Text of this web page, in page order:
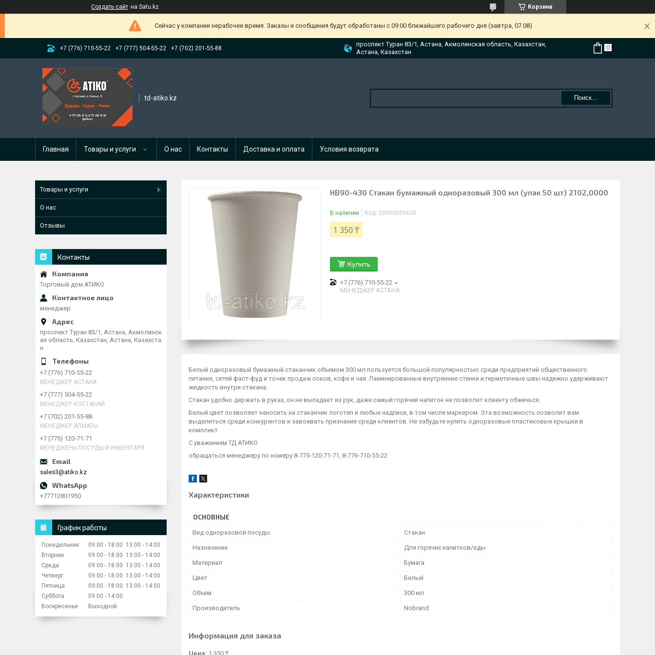
Создать сайт на Satu.kz Корзина
Сейчас у компании нерабочее время. Заказы и сообщения будут обработаны с 09:00 ближайшего рабочего дня (завтра, 07.08)
+7 (776) 710-55-22 +7 (777) 504-55-22 +7 (702) 201-55-88
проспект Туран 83/1, Астана, Акмолинская область, Казахстан,
Астана, Казахстан
td-atiko.kz Поиск...
Главная Товары и услуги О нас Контакты Доставка и оплата Условия возврата
HB90-430 Стакан бумажный одноразовый 300 мл (упак 50 шт) 2102,0000
В наличии Код: 20000009650
1 350 ₸
Купить
+7 (776) 710-55-22
МЕНЕДЖЕР АСТАНА
Белый одноразовый бумажный стаканчик объемом 300 мл пользуется большой популярностью среди предприятий общественного
питания, сетей фаст-фуд и точек продаж соков, кофе и чая. Ламинированные внутренние стенки и герметичные швы надежно удерживают
жидкость внутри стакана.
Стакан удобно держать в руках, он не выпадает из рук, даже самый горячий напиток не позволит клиенту обжечься.
Белый цвет позволяет наносить на стаканчик логотип и любые надписи, в том числе маркером. Эта возможность позволит вам
выделиться среди конкурентов и завоевать признание среди клиентов. Не забудьте купить одноразовые пластиковые крышки в
комплект.
С уважением ТД АТИКО
обращаться менеджеру по номеру 8-775-120-71-71, 8-776-710-55-22
Характеристики
ОСНОВНЫЕ
Вид одноразовой посуды Стакан
Назначение Для горячих напитков/еды
Материал Бумага
Цвет Белый
Объем 300 мл
Производитель Nobrand
Информация для заказа
Цена: 1 350 ₸
Товары и услуги
О нас
Отзывы
Контакты
Торговый дом АТИКО
менеджер
проспект Туран 83/1, Астана, Акмолинск
ая область, Казахстан, Астана, Казахста
н
+7 (776) 710-55-22
МЕНЕДЖЕР АСТАНА
+7 (777) 504-55-22
МЕНЕДЖЕР КОСТАНАЙ
+7 (702) 201-55-88
МЕНЕДЖЕР АЛМАТЫ
+7 (775) 120-71-71
МЕНЕДЖЕРЫ ПОСУДЫ И ИНВЕНТАРЯ
sales3@atiko.kz
+77712801950
График работы
Понедельник 09:00 18:00 13:00
14:00
Вторник
09:00 18:00 13:00
14:00
Среда
09:00 18:00 13:00
14:00
Четверг
09:00 18:00 13:00
14:00
Пятница
09:00 18:00 13:00
14:00
Суббота
09:00
14:00
Воскресенье
Выходной